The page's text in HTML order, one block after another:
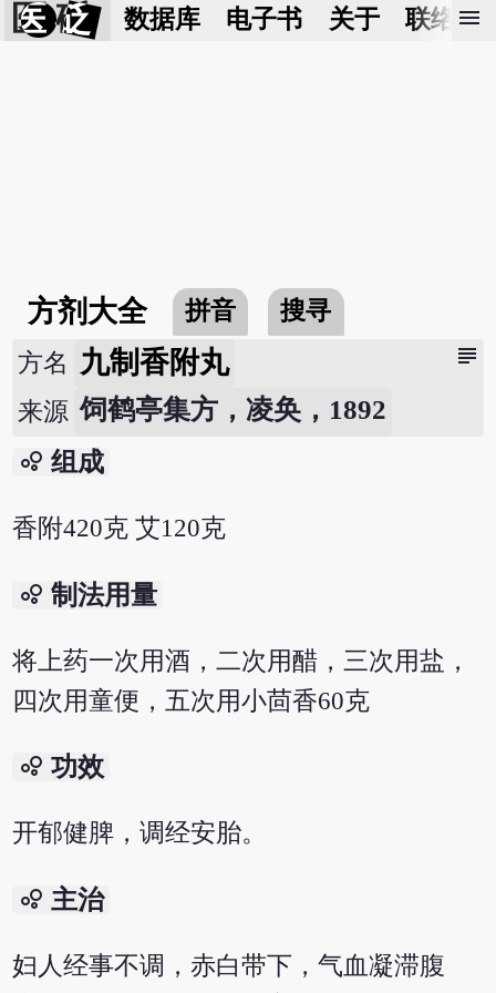
医 砭 数据库 电子书 关于 联络我
menu
方剂大全 拼音 搜寻
subject
方名 九制香附丸
来源 饲鹤亭集方，凌奂，1892
bubble_chart 组成
香附420克 艾120克
bubble_chart 制法用量
将上药一次用酒，二次用醋，三次用盐，
四次用童便，五次用小茴香60克
bubble_chart 功效
开郁健脾，调经安胎。
bubble_chart 主治
妇人经事不调，赤白带下，气血凝滞腹